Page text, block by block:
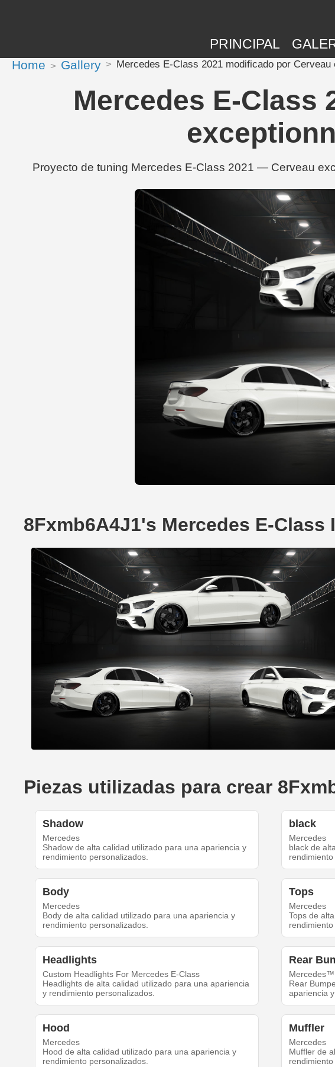
PRINCIPAL
Home Gallery Mercedes E-Class 2021 modificado por
Mercedes E-Class
Proyecto de tuning Mercedes E-Class 2021 — Cerveau
8Fxmb6A4J1's Mercedes E-Class
Piezas utilizadas para crear
Shadow
Mercedes
Shadow de alta calidad utilizado para una apariencia y
rendimiento personalizados.
black
Mercedes
black de
Body
Mercedes
Body de alta calidad utilizado para una apariencia y
rendimiento personalizados.
Tops
Mercedes
Tops de
Headlights
Custom Headlights For Mercedes E-Class
Headlights de alta calidad utilizado para una apariencia
y rendimiento personalizados.
Rear
Mercedes™
Rear
apariencia
Hood
Mercedes
Hood de alta calidad utilizado para una apariencia y
rendimiento personalizados.
Muffler
Mercedes
Muffler de